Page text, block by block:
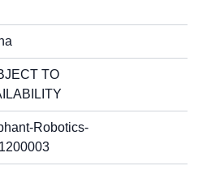
TO
Robotics-